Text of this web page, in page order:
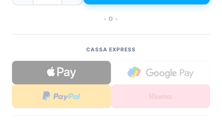
- O -
CASSA EXPRESS